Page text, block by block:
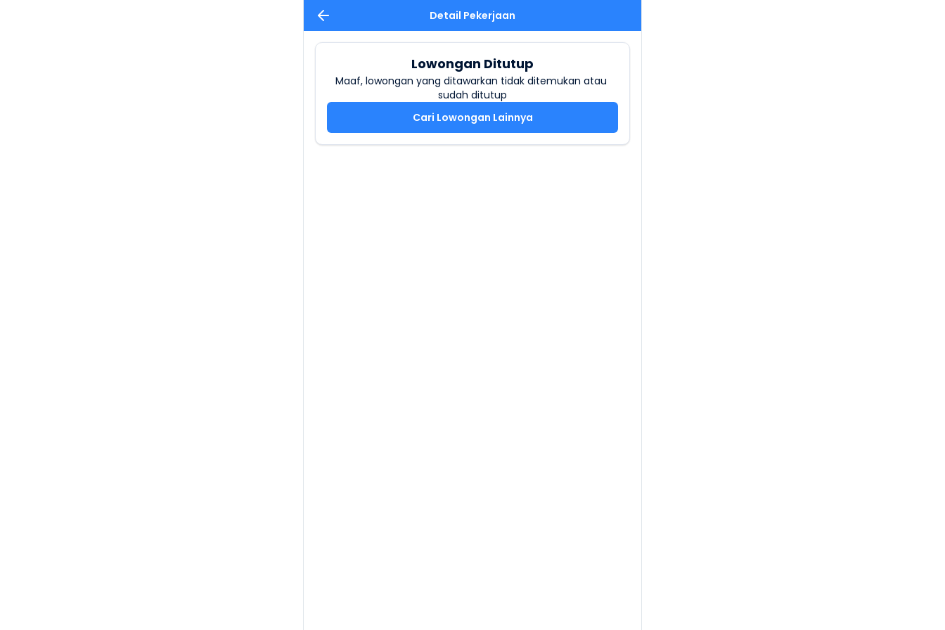
Detail Pekerjaan
Lowongan Ditutup
Maaf, lowongan yang ditawarkan tidak ditemukan atau
sudah ditutup
Cari Lowongan Lainnya